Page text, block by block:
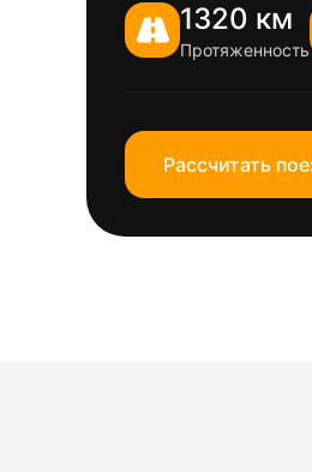
1320 км
Протяженность
Рассчитать